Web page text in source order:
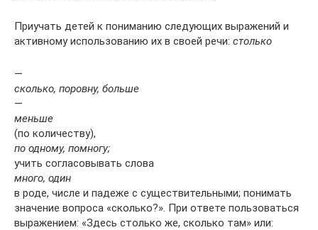
Приучать детей к пониманию следующих выражений и
актив­ному использованию их в своей речи: столько
—
сколько, поров­ну, больше
—
меньше
(по количеству),
по одному, помногу;
учить согласовывать слова
много, один
в роде, числе и падеже с существительными; понимать
значение вопроса «сколько?». При ответе пользоваться
выражением: «Здесь столько же, сколь­ко там» или: